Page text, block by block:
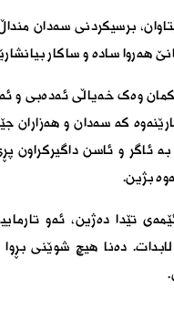
برسیکردنی سەدان
هەروا سادە و ساکار
وەک خەیاڵی ئەدەبی و
کە سەدان و
بە ئاگر و ئاسن داگیرکراون
بژین.
تێدا دەژین، ئەو
دەنا هیچ شوێنی